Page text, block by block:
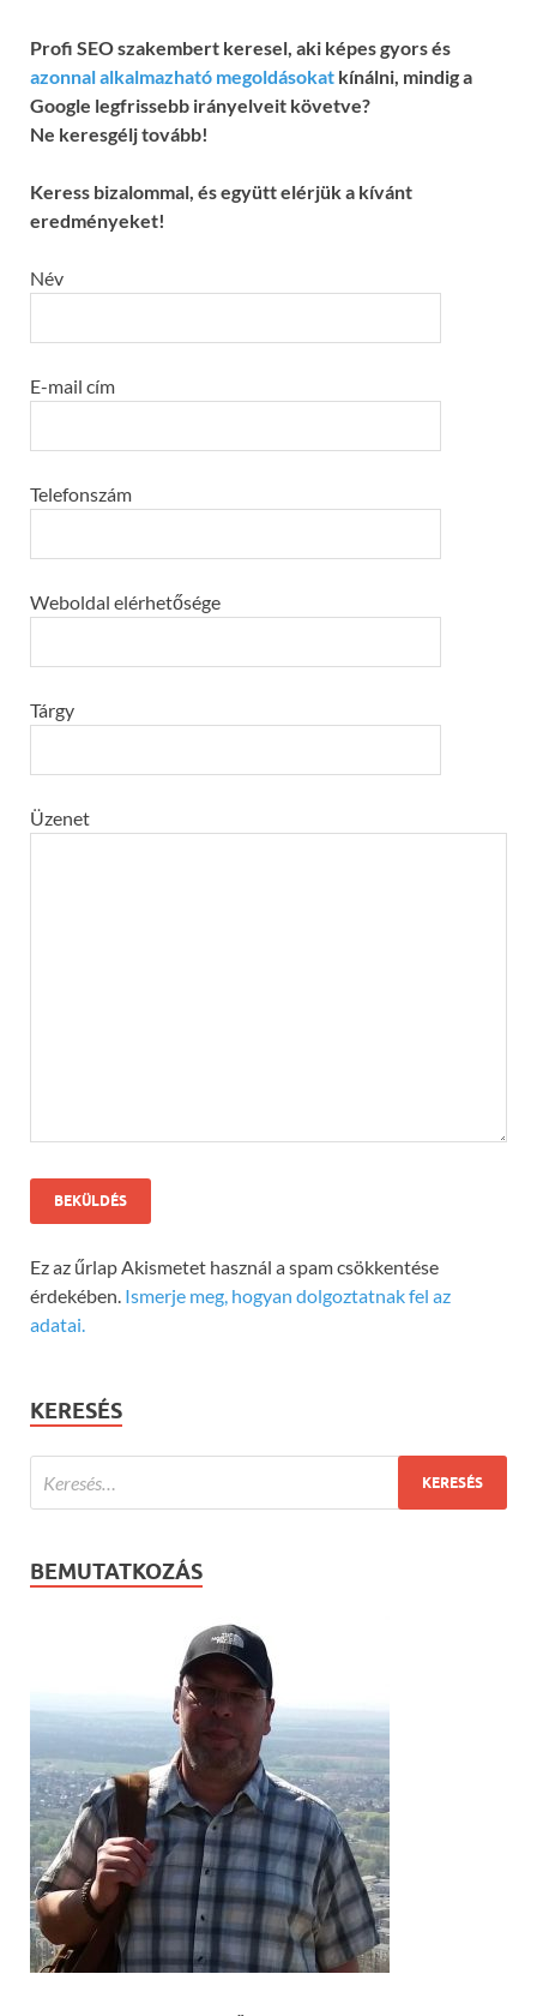
Profi SEO szakembert keresel, aki képes gyors és
azonnal alkalmazható megoldásokat kínálni, mindig a
Google legfrissebb irányelveit követve?
Ne keresgélj tovább!
Keress bizalommal, és együtt elérjük a kívánt
eredményeket!
Név
E-mail cím
Telefonszám
Weboldal elérhetősége
Tárgy
Üzenet
Ez az űrlap Akismetet használ a spam csökkentése
érdekében. Ismerje meg, hogyan dolgoztatnak fel az
adatai.
KERESÉS
BEMUTATKOZÁS